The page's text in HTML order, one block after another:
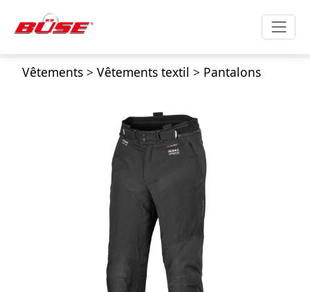
Vêtements> Vêtements textil > Pantalons